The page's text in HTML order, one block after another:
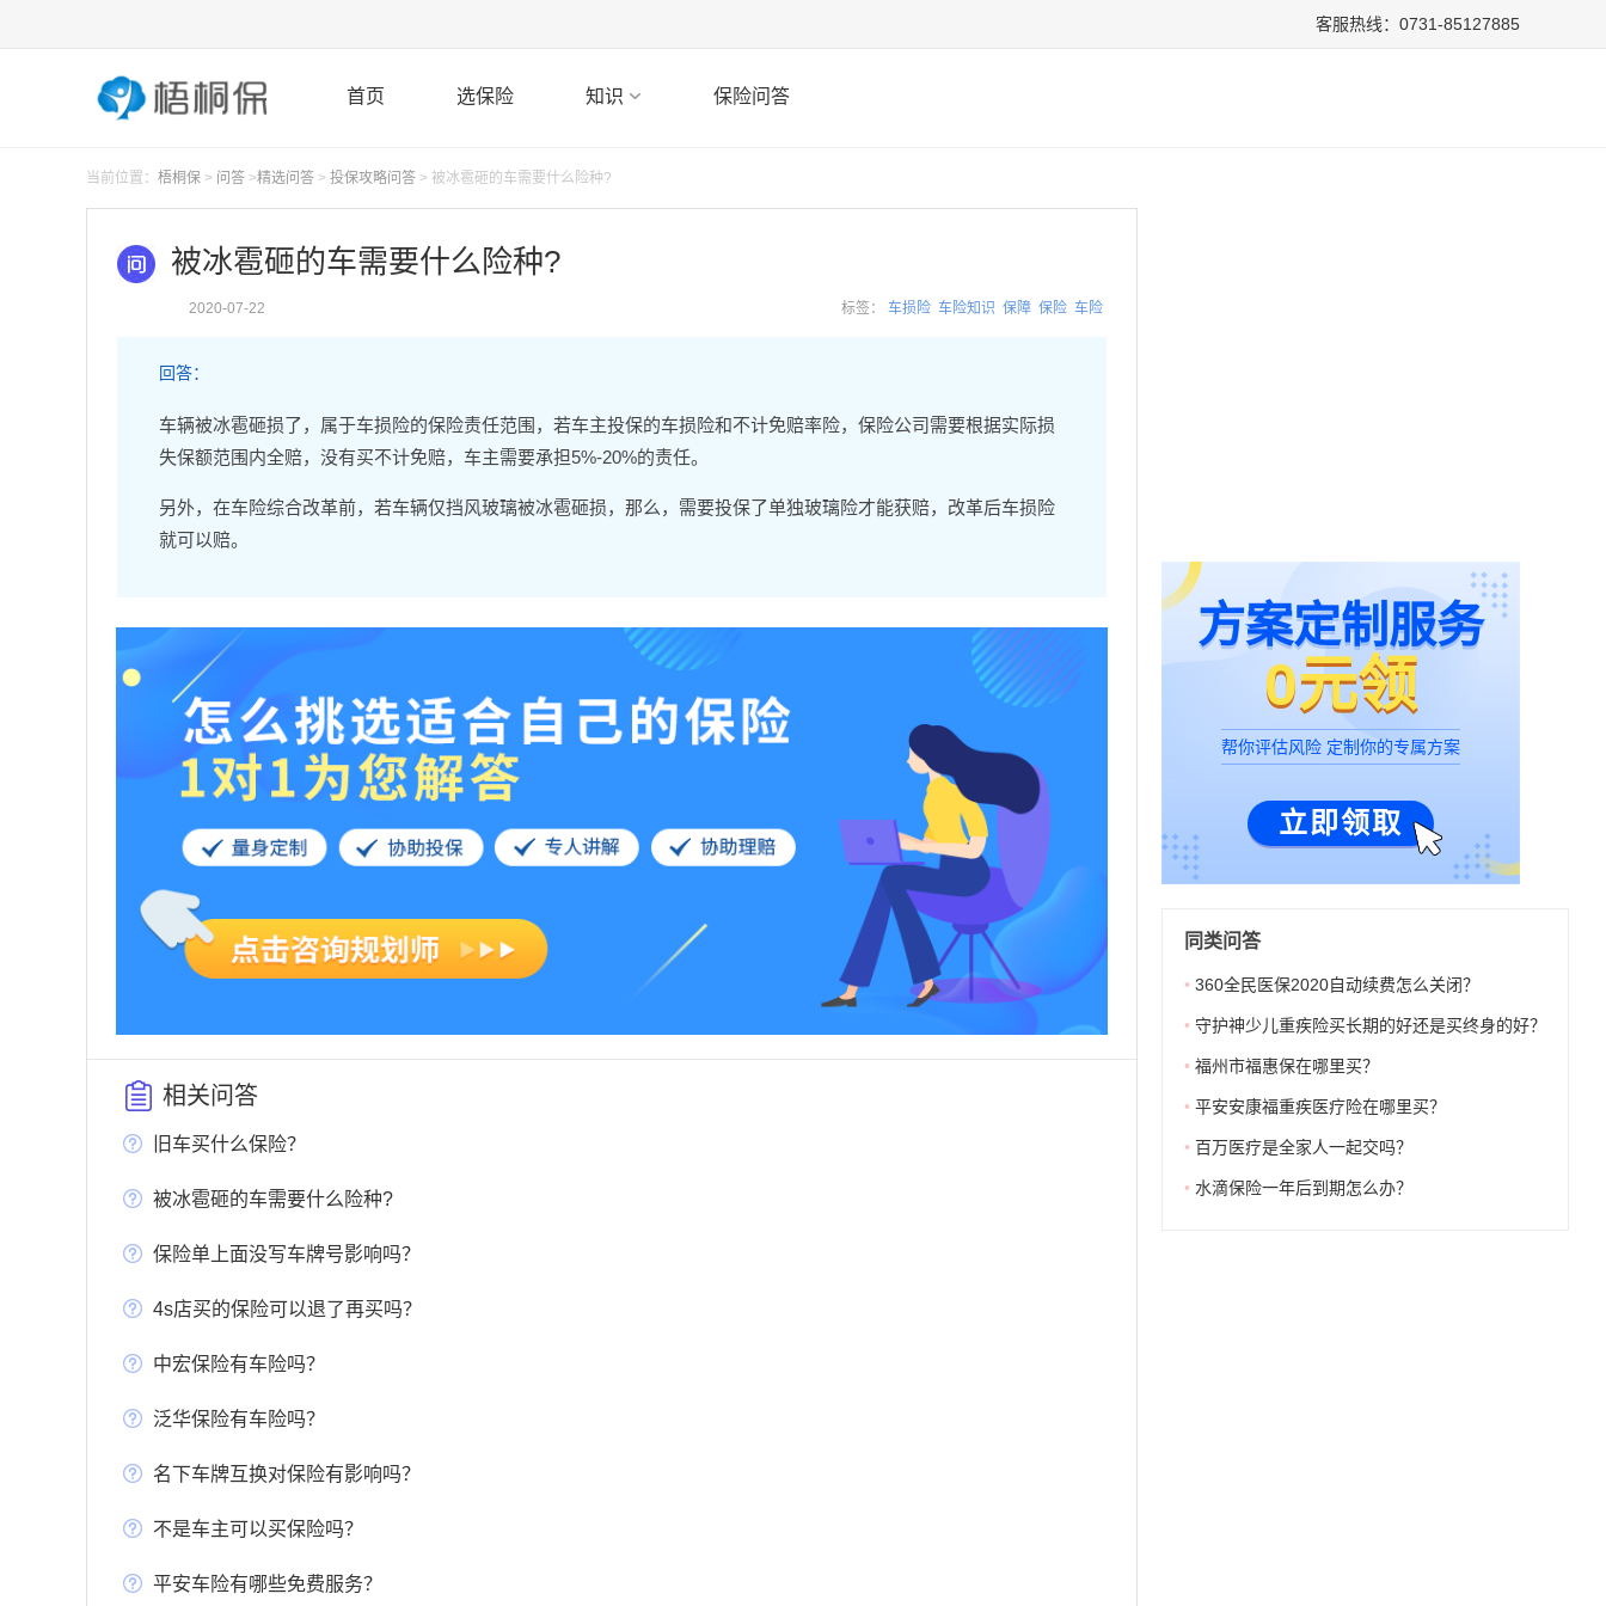
客服热线：0731-85127885
首页 选保险 知识 保险问答
当前位置： 梧桐保 > 问答 >精选问答 > 投保攻略问答 > 被冰雹砸的车需要什么险种?
被冰雹砸的车需要什么险种?
标签： 车损险 车险知识 保障 保险 车险
2020-07-22
回答：
车辆被冰雹砸损了，属于车损险的保险责任范围，若车主投保的车损险和不计免赔率险，保险公司需要根据实际损
失保额范围内全赔，没有买不计免赔，车主需要承担5%-20%的责任。
另外，在车险综合改革前，若车辆仅挡风玻璃被冰雹砸损，那么，需要投保了单独玻璃险才能获赔，改革后车损险
就可以赔。
相关问答
旧车买什么保险？
被冰雹砸的车需要什么险种?
保险单上面没写车牌号影响吗？
4s店买的保险可以退了再买吗？
中宏保险有车险吗？
泛华保险有车险吗？
名下车牌互换对保险有影响吗？
不是车主可以买保险吗？
平安车险有哪些免费服务？
方案定制服务
0元领
帮你评估风险 定制你的专属方案
立即领取
同类问答
• 360全民医保2020自动续费怎么关闭？
• 守护神少儿重疾险买长期的好还是买终身的好？
• 福州市福惠保在哪里买？
• 平安安康福重疾医疗险在哪里买？
• 百万医疗是全家人一起交吗？
• 水滴保险一年后到期怎么办？